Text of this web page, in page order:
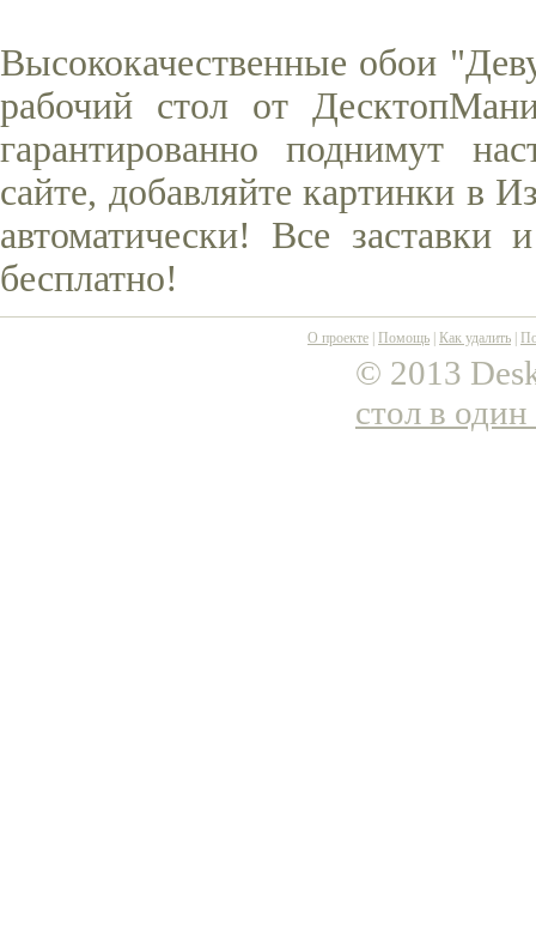
Высококачественные обои
рабочий стол от
гарантированно поднимут
сайте, добавляйте картинки в
автоматически! Все
бесплатно!
О проекте Помощь Как удалить
© 2013
стол в